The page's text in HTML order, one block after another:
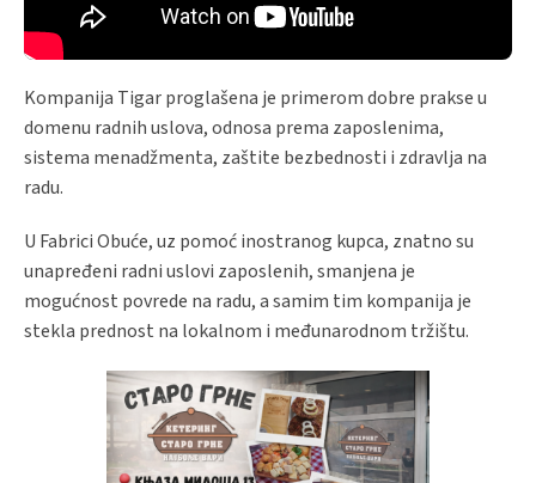
Kompanija Tigar proglašena je primerom dobre prakse u
domenu radnih uslova, odnosa prema zaposlenima,
sistema menadžmenta, zaštite bezbednosti i zdravlja na
radu.
U Fabrici Obuće, uz pomoć inostranog kupca, znatno su
unapređeni radni uslovi zaposlenih, smanjena je
mogućnost povrede na radu, a samim tim kompanija je
stekla prednost na lokalnom i međunarodnom tržištu.